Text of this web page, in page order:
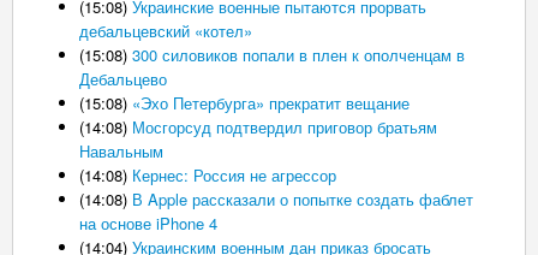
(15:08) Украинские военные пытаются прорвать
дебальцевский «котел»
(15:08) 300 силовиков попали в плен к ополченцам в
Дебальцево
(15:08) «Эхо Петербурга» прекратит вещание
(14:08) Мосгорсуд подтвердил приговор братьям
Навальным
(14:08) Кернес: Россия не агрессор
(14:08) В Apple рассказали о попытке создать фаблет
на основе iPhone 4
(14:04) Украинским военным дан приказ бросать